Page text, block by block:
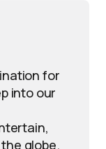
for
into our
globe.